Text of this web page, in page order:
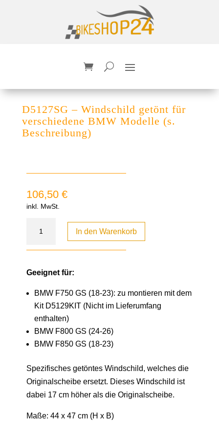
D5127SG – Windschild getönt für
verschiedene BMW Modelle (s.
Beschreibung)
106,50 €
inkl. MwSt.
In den Warenkorb
Geeignet für:
BMW F750 GS (18-23): zu montieren mit dem
Kit D5129KIT (Nicht im Lieferumfang
enthalten)
BMW F800 GS (24-26)
BMW F850 GS (18-23)
Spezifisches getöntes Windschild, welches die
Originalscheibe ersetzt. Dieses Windschild ist
dabei 17 cm höher als die Originalscheibe.
Maße: 44 x 47 cm (H x B)